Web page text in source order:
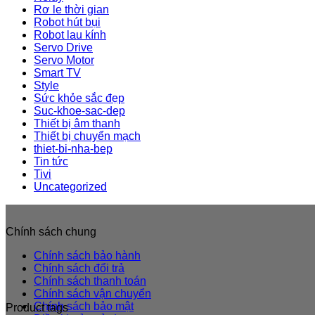
Rơ le thời gian
Robot hút bụi
Robot lau kính
Servo Drive
Servo Motor
Smart TV
Style
Sức khỏe sắc đẹp
Suc-khoe-sac-dep
Thiết bị âm thanh
Thiết bị chuyển mạch
thiet-bi-nha-bep
Tin tức
Tivi
Uncategorized
Chính sách chung
Chính sách bảo hành
Chính sách đổi trả
Chính sách thanh toán
Chính sách vận chuyển
Chính sách bảo mật
Product tags